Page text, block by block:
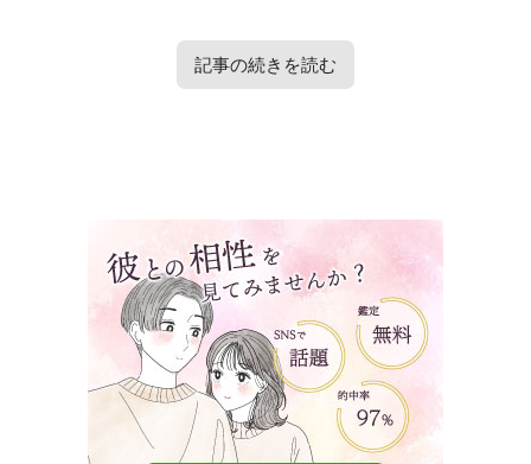
記事の続きを読む